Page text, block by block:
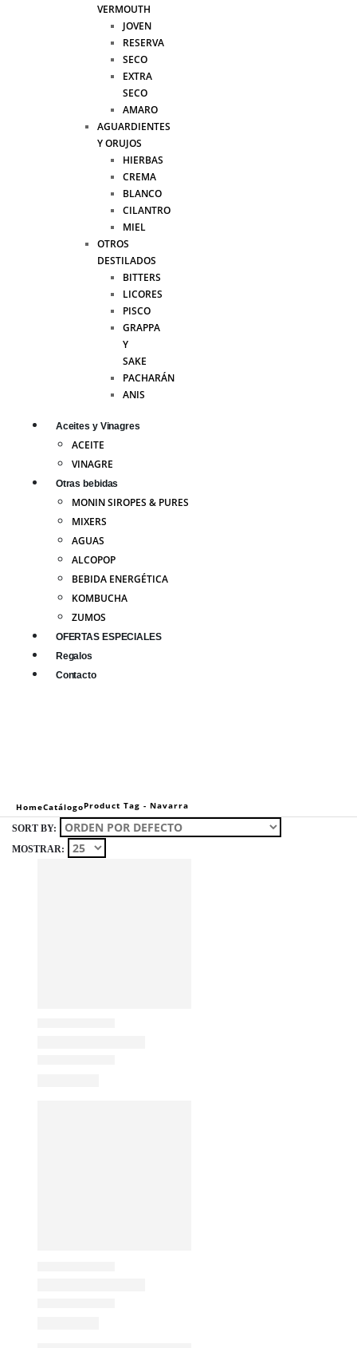
VERMOUTH
JOVEN
RESERVA
SECO
EXTRA
SECO
AMARO
AGUARDIENTES
Y ORUJOS
HIERBAS
CREMA
BLANCO
CILANTRO
MIEL
OTROS
DESTILADOS
BITTERS
LICORES
PISCO
GRAPPA
Y
SAKE
PACHARÁN
ANIS
Aceites y Vinagres
ACEITE
VINAGRE
Otras bebidas
MONIN SIROPES & PURES
MIXERS
AGUAS
ALCOPOP
BEBIDA ENERGÉTICA
KOMBUCHA
ZUMOS
OFERTAS ESPECIALES
Regalos
Contacto
HomeCatálogoProduct Tag - Navarra
SORT BY:
MOSTRAR: